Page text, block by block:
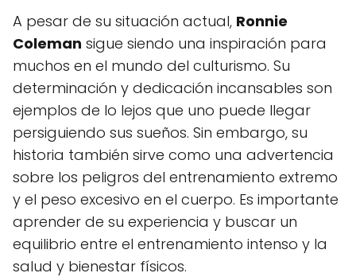
A pesar de su situación actual, Ronnie
Coleman sigue siendo una inspiración para
muchos en el mundo del culturismo. Su
determinación y dedicación incansables son
ejemplos de lo lejos que uno puede llegar
persiguiendo sus sueños. Sin embargo, su
historia también sirve como una advertencia
sobre los peligros del entrenamiento extremo
y el peso excesivo en el cuerpo. Es importante
aprender de su experiencia y buscar un
equilibrio entre el entrenamiento intenso y la
salud y bienestar físicos.